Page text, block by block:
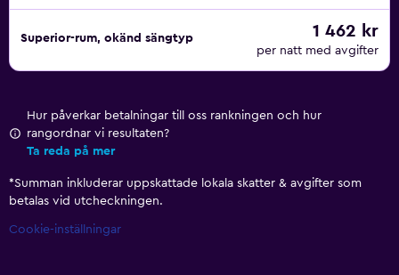
Superior-rum, okänd sängtyp 1 462 kr
per natt med avgifter
Hur påverkar betalningar till oss rankningen och hur
rangordnar vi resultaten?
Ta reda på mer
*Summan inkluderar uppskattade lokala skatter & avgifter som
betalas vid utcheckningen.
Cookie-inställningar